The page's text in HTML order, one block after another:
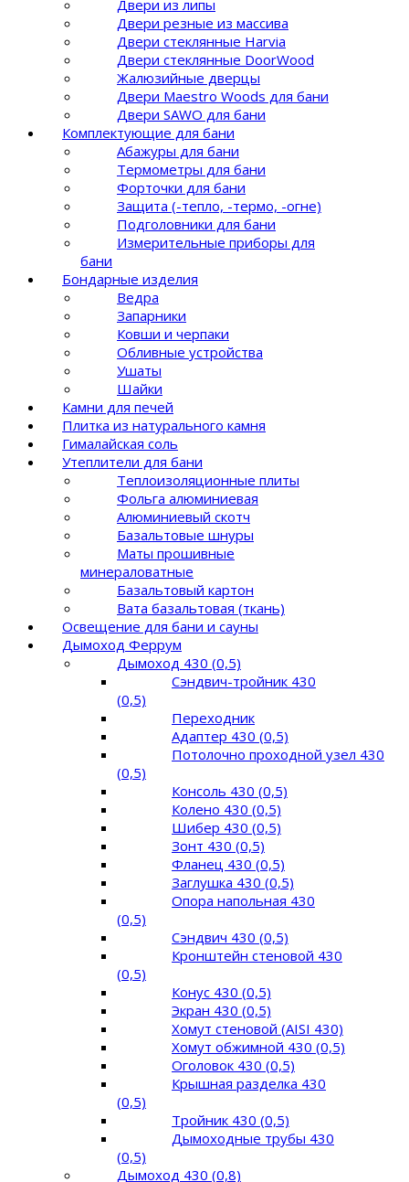
Двери из липы
Двери резные из массива
Двери стеклянные Harvia
Двери стеклянные DoorWood
Жалюзийные дверцы
Двери Maestro Woods для бани
Двери SAWO для бани
Комплектующие для бани
Абажуры для бани
Термометры для бани
Форточки для бани
Защита (-тепло, -термо, -огне)
Подголовники для бани
Измерительные приборы для
бани
Бондарные изделия
Ведра
Запарники
Ковши и черпаки
Обливные устройства
Ушаты
Шайки
Камни для печей
Плитка из натурального камня
Гималайская соль
Утеплители для бани
Теплоизоляционные плиты
Фольга алюминиевая
Алюминиевый скотч
Базальтовые шнуры
Маты прошивные
минераловатные
Базальтовый картон
Вата базальтовая (ткань)
Освещение для бани и сауны
Дымоход Феррум
Дымоход 430 (0,5)
Сэндвич-тройник 430
(0,5)
Переходник
Адаптер 430 (0,5)
Потолочно проходной узел 430
(0,5)
Консоль 430 (0,5)
Колено 430 (0,5)
Шибер 430 (0,5)
Зонт 430 (0,5)
Фланец 430 (0,5)
Заглушка 430 (0,5)
Опора напольная 430
(0,5)
Сэндвич 430 (0,5)
Кронштейн стеновой 430
(0,5)
Конус 430 (0,5)
Экран 430 (0,5)
Хомут стеновой (AISI 430)
Хомут обжимной 430 (0,5)
Оголовок 430 (0,5)
Крышная разделка 430
(0,5)
Тройник 430 (0,5)
Дымоходные трубы 430
(0,5)
Дымоход 430 (0,8)